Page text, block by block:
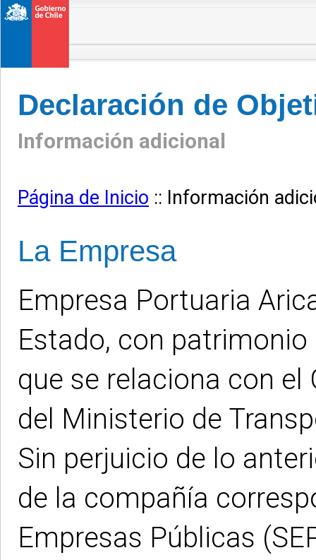
Declaración de
Información adicional
Página de Inicio :: Información
La Empresa
Empresa Portuaria
Estado, con
que se relaciona con el
del Ministerio de
Sin perjuicio de lo
de la compañía
Empresas Públicas